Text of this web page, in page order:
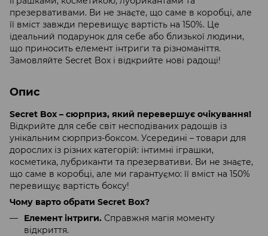
презервативами. Ви не знаєте, що саме в коробці, але
її вміст завжди перевищує вартість на 150%. Це
ідеальний подарунок для себе або близької людини,
що приносить елемент інтриги та різноманіття.
Замовляйте Secret Box і відкрийте нові радощі!
Опис
Secret Box – сюрприз, який перевершує очікування!
Відкрийте для себе світ несподіваних радощів із
унікальним сюрприз-боксом. Усередині – товари для
дорослих із різних категорій: інтимні іграшки,
косметика, лубриканти та презервативи. Ви не знаєте,
що саме в коробці, але ми гарантуємо: її вміст на 150%
перевищує вартість боксу!
Чому варто обрати Secret Box?
Елемент інтриги. Справжня магія моменту
відкриття.